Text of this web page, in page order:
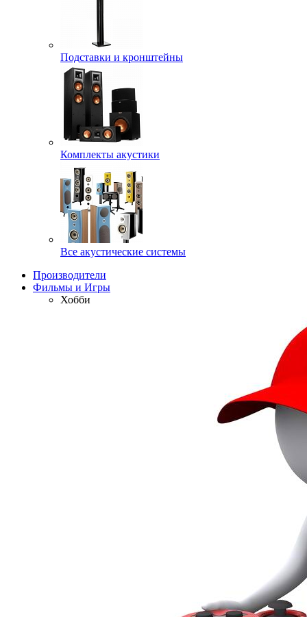
Подставки и кронштейны
Комплекты акустики
Все акустические системы
Производители
Фильмы и Игры
Хобби